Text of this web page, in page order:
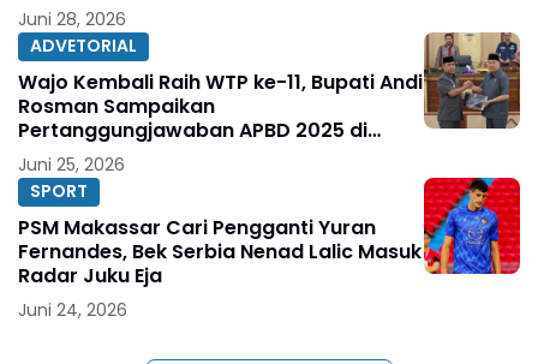
Juni 28, 2026
ADVETORIAL
Wajo Kembali Raih WTP ke-11, Bupati Andi
Rosman Sampaikan
Pertanggungjawaban APBD 2025 di
DPRD
Juni 25, 2026
SPORT
PSM Makassar Cari Pengganti Yuran
Fernandes, Bek Serbia Nenad Lalic Masuk
Radar Juku Eja
Juni 24, 2026